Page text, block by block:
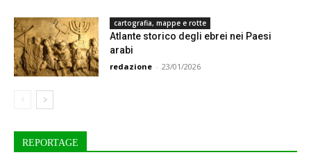
cartografia, mappe e rotte
Atlante storico degli ebrei nei Paesi
arabi
redazione - 23/01/2026
REPORTAGE